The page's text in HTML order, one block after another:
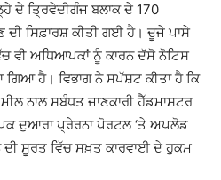
ਦੇ ਤ੍ਰਿਵੇਦੀਗੰਜ ਬਲਾਕ ਦੇ 170
ਸਿਫ਼ਾਰਸ਼ ਕੀਤੀ ਗਈ ਹੈ। ਦੂਜੇ ਪਾਸੇ
ਵੀ ਅਧਿਆਪਕਾਂ ਨੂੰ ਕਾਰਨ ਦੱਸੋ ਨੋਟਿਸ
ਹੈ। ਵਿਭਾਗ ਨੇ ਸਪੱਸ਼ਟ ਕੀਤਾ ਹੈ ਕਿ
ਨਾਲ ਸਬੰਧਤ ਜਾਣਕਾਰੀ ਹੈੱਡਮਾਸਟਰ
ਦੁਆਰਾ ਪ੍ਰੇਰਨਾ ਪੋਰਟਲ ‘ਤੇ ਅਪਲੋਡ
ਦੀ ਸੂਰਤ ਵਿੱਚ ਸਖ਼ਤ ਕਾਰਵਾਈ ਦੇ ਹੁਕਮ